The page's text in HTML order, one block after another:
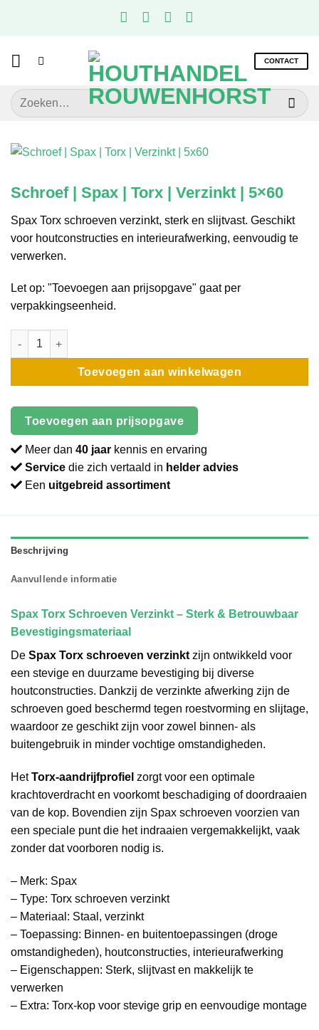
CONTACT
Zoeken
naar:
Schroef | Spax | Torx | Verzinkt | 5×60
Spax Torx schroeven verzinkt, sterk en slijtvast. Geschikt
voor houtconstructies en interieurafwerking, eenvoudig te
verwerken.
Let op: "Toevoegen aan prijsopgave" gaat per
verpakkingseenheid.
Schroef | Spax | Torx | Verzinkt | 5x60 aantal
Toevoegen aan winkelwagen
Toevoegen aan prijsopgave
Meer dan 40 jaar kennis en ervaring
Service die zich vertaald in helder advies
Een uitgebreid assortiment
Beschrijving
Aanvullende informatie
Spax Torx Schroeven Verzinkt – Sterk & Betrouwbaar
Bevestigingsmateriaal
De Spax Torx schroeven verzinkt zijn ontwikkeld voor
een stevige en duurzame bevestiging bij diverse
houtconstructies. Dankzij de verzinkte afwerking zijn de
schroeven goed beschermd tegen roestvorming en slijtage,
waardoor ze geschikt zijn voor zowel binnen- als
buitengebruik in minder vochtige omstandigheden.
HetTorx-aandrijfprofiel zorgt voor een optimale
krachtoverdracht en voorkomt beschadiging of doordraaien
van de kop. Bovendien zijn Spax schroeven voorzien van
een speciale punt die het indraaien vergemakkelijkt, vaak
zonder dat voorboren nodig is.
– Merk: Spax
– Type: Torx schroeven verzinkt
– Materiaal: Staal, verzinkt
– Toepassing: Binnen- en buitentoepassingen (droge
omstandigheden), houtconstructies, interieurafwerking
– Eigenschappen: Sterk, slijtvast en makkelijk te
verwerken
– Extra: Torx-kop voor stevige grip en eenvoudige montage